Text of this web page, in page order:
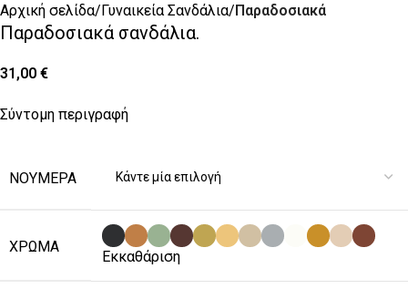
Αρχική σελίδα Γυναικεία Σανδάλια Παραδοσιακά
Παραδοσιακά σανδάλια.
31,00 €
Σύντομη περιγραφή
ΝΟΎΜΕΡΑ
ΧΡΏΜΑ
Εκκαθάριση